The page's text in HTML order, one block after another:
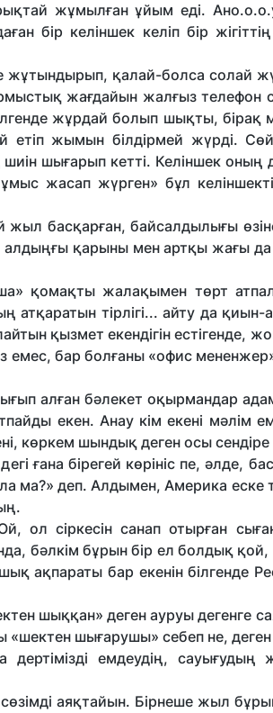
жұмылған ұйым еді.
бір келіншек келіп бір
қалай-болса солай
жағдайын жалғыз телефон
жұрдай болып шықты, бірақ
жымын білдірмей жүрді.
шиін шығарып кетті. Келіншек
жасап жүрген» бұл
жыл басқарған, байсалдылығы
алдыңғы қарыны мен артқы жағы
қомақты жалақымен төрт атпал
атқаратын тірлігі... айту да
қызмет екендігін естігенде,
емес, бар болғаны «офис
алған бәлекет оқырмандар
екен. Анау кім екені мәлім
көркем шындық деген осы сендіре
ғана бірегей көрініс пе, әлде,
ма?» деп. Алдымен, Америка еске
ол сіркесін санап отырған
бәлкім бұрын бір ел болдық
ақпараты бар екенін білгенде
шыққан» деген ауруы дегенге
«шектен шығарушы» себеп не,
емдеудің, сауығудың
аяқтайын. Бірнеше жыл